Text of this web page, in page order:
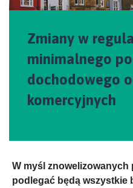
Zmiany w
minimalnego
dochodowego
komercyjnych
W myśl
podlegać będą wszystkie